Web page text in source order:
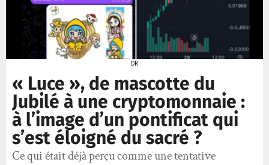
DR
« Luce », de mascotte du
Jubilé à une cryptomonnaie :
à l’image d’un pontificat qui
s’est éloigné du sacré ?
Ce qui était déjà perçu comme une tentative